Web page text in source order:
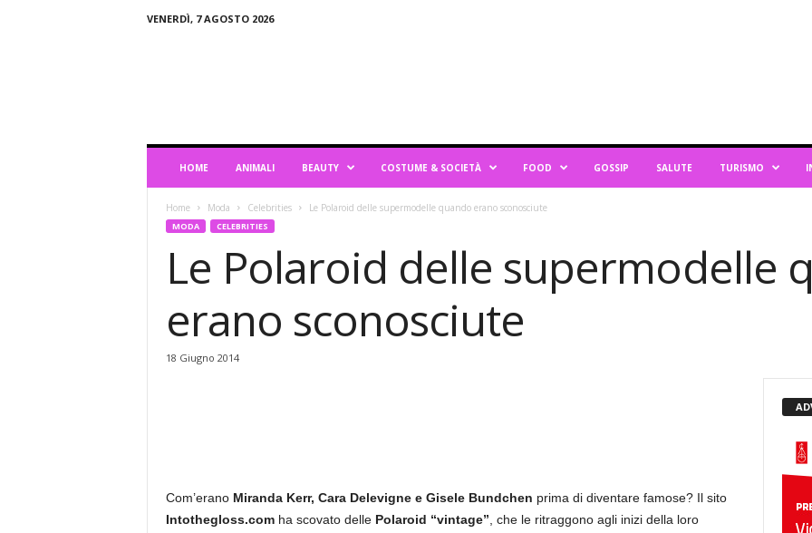
VENERDÌ, 7 AGOSTO 2026
HOME ANIMALI BEAUTY COSTUME & SOCIETÀ FOOD GOSSIP SALUTE TURISMO
Home Moda Celebrities Le Polaroid delle supermodelle quando erano sconosciute
MODA CELEBRITIES
Le Polaroid delle supermodelle
erano sconosciute
18 Giugno 2014
Com’erano Miranda Kerr, Cara Delevigne e Gisele Bundchen prima di diventare famose? Il sito
Intothegloss.comha scovato delle Polaroid “vintage” , che le ritraggono agli inizi della loro